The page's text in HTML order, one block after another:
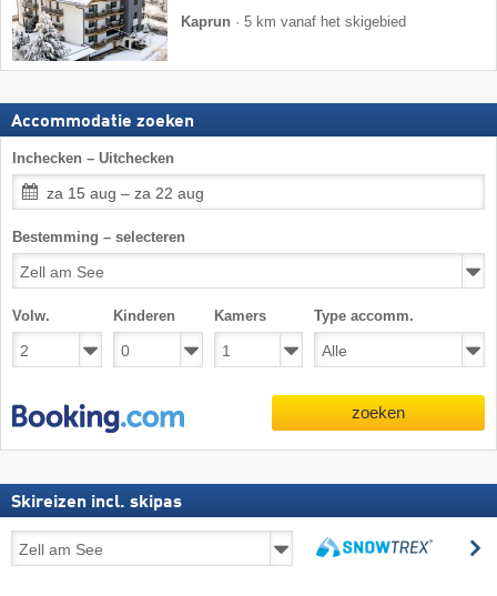
Kaprun · 5 km vanaf het skigebied
Accommodatie zoeken
Inchecken – Uitchecken
za 15 aug – za 22 aug
Bestemming – selecteren
Volw. Kinderen Kamers Type accomm.
zoeken
Skireizen incl. skipas
Skireizen
incl.